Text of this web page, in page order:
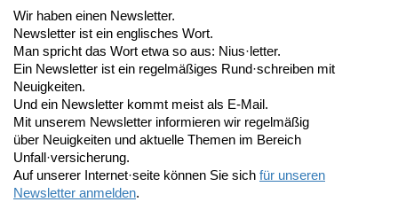
Wir haben einen Newsletter.
Newsletter ist ein englisches Wort.
Man spricht das Wort etwa so aus: Nius·letter.
Ein Newsletter ist ein regelmäßiges Rund·schreiben mit
Neuigkeiten.
Und ein Newsletter kommt meist als E-Mail.
Mit unserem Newsletter informieren wir regelmäßig
über Neuigkeiten und aktuelle Themen im Bereich
Unfall·versicherung.
Auf unserer Internet·seite können Sie sich für unseren
Newsletter anmelden.